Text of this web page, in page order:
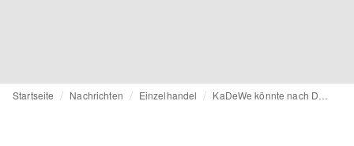
Startseite Nachrichten Einzelhandel